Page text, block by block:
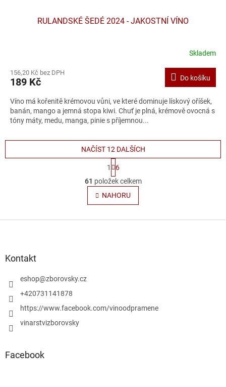
RULANDSKÉ ŠEDÉ 2024 - JAKOSTNÍ VÍNO
Skladem
156,20 Kč bez DPH
189 Kč Do košíku
Víno má kořenitě krémovou vůni, ve které dominuje lískový oříšek,
banán, mango a jemná stopa kiwi. Chuť je plná, krémově ovocná s
tóny máty, medu, manga, pinie s příjemnou...
O
v
l
á
ý
NAČÍST 12 DALŠÍCH
S
t
r
á
n
k
v
1
6
61 položek celkem
NAHORU
Kontakt
eshop@zborovsky.cz
+420731141878
https://www.facebook.com/vinoodpramene
vinarstvizborovsky
Facebook